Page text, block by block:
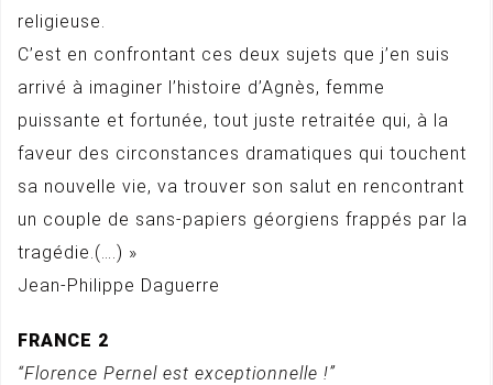
religieuse.
C’est en confrontant ces deux sujets que j’en suis
arrivé à imaginer l’histoire d’Agnès, femme
puissante et fortunée, tout juste retraitée qui, à la
faveur des circonstances dramatiques qui touchent
sa nouvelle vie, va trouver son salut en rencontrant
un couple de sans-papiers géorgiens frappés par la
tragédie.(….) »
Jean-Philippe Daguerre
FRANCE 2
“Florence Pernel est exceptionnelle !”